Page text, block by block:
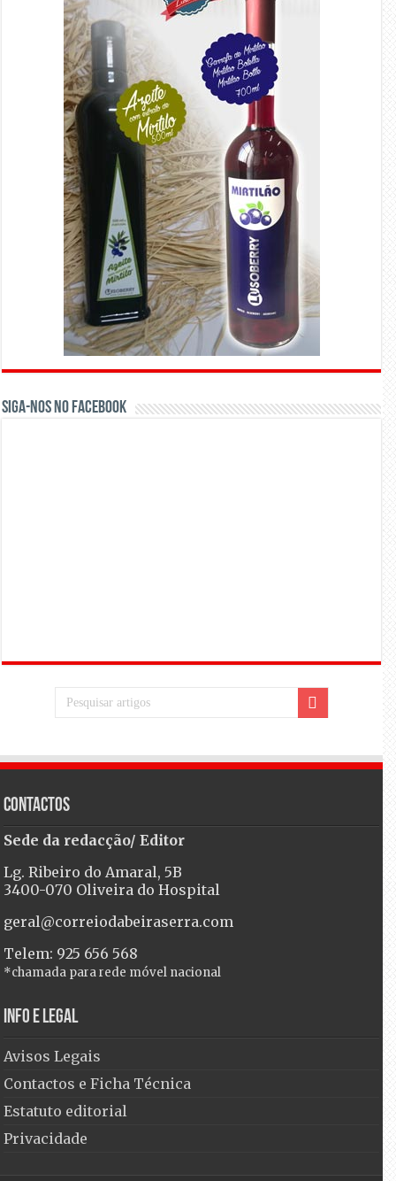
Siga-nos no Facebook
Contactos
Sede da redacção/ Editor
Lg. Ribeiro do Amaral, 5B
3400-070 Oliveira do Hospital
geral@correiodabeiraserra.com
Telem: 925 656 568
*chamada para rede móvel nacional
Info e Legal
Avisos Legais
Contactos e Ficha Técnica
Estatuto editorial
Privacidade